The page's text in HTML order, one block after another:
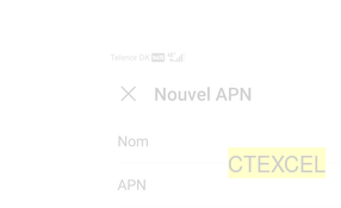
CTEXCEL